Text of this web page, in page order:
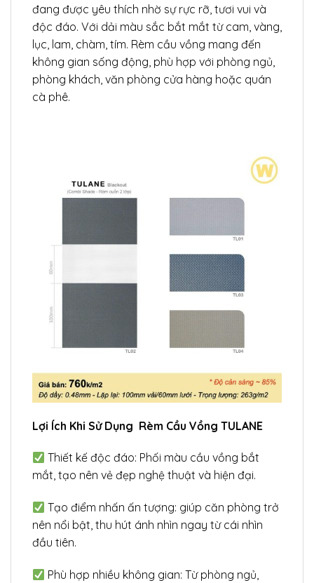
đang được yêu thích nhờ sự rực rỡ, tươi vui và
độc đáo. Với dải màu sắc bắt mắt từ cam, vàng,
lục, lam, chàm, tím. Rèm cầu vồng mang đến
không gian sống động, phù hợp với phòng ngủ,
phòng khách, văn phòng cửa hàng hoặc quán
cà phê.
Lợi Ích Khi Sử Dụng Rèm Cầu Vồng TULANE
Thiết kế độc đáo: Phối màu cầu vồng bắt
mắt, tạo nên vẻ đẹp nghệ thuật và hiện đại.
Tạo điểm nhấn ấn tượng: giúp căn phòng trở
nên nổi bật, thu hút ánh nhìn ngay từ cái nhìn
đầu tiên.
Phù hợp nhiều không gian: Từ phòng ngủ,